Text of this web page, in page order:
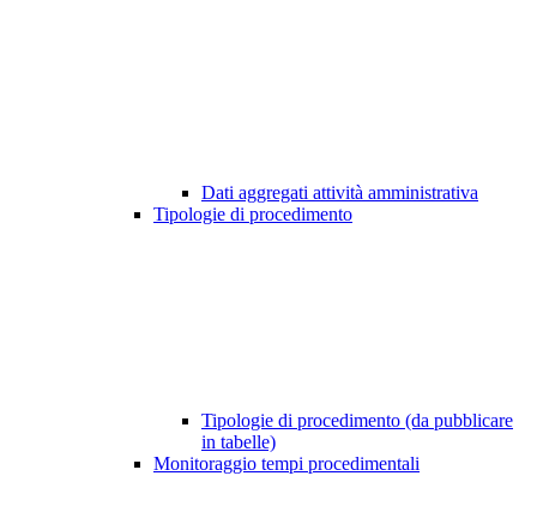
Dati aggregati attività amministrativa
Tipologie di procedimento
Tipologie di procedimento (da pubblicare
in tabelle)
Monitoraggio tempi procedimentali